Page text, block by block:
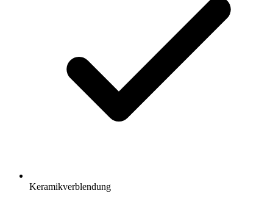
Keramikverblendung